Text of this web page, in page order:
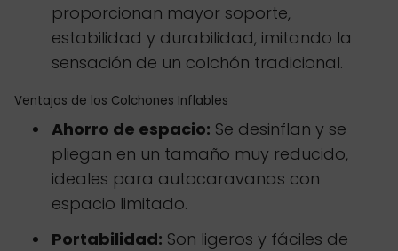
proporcionan mayor soporte,
estabilidad y durabilidad, imitando la
sensación de un colchón tradicional.
Ventajas de los Colchones Inflables
Ahorro de espacio: Se desinflan y se
pliegan en un tamaño muy reducido,
ideales para autocaravanas con
espacio limitado.
Portabilidad: Son ligeros y fáciles de